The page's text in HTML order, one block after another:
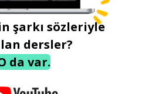
şarkı sözleriyle
dersler?
da var.